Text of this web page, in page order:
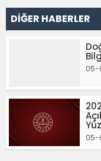
DİĞER HABERLER
05-
05-